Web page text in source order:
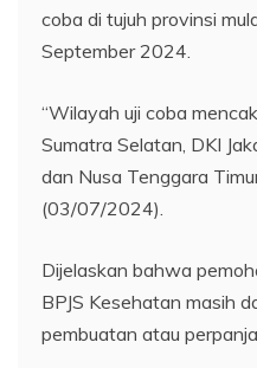
coba di tujuh provinsi
September 2024.
“Wilayah uji coba
Sumatra Selatan, DKI
dan Nusa Tenggara
(03/07/2024).
Dijelaskan bahwa
BPJS Kesehatan masih
pembuatan atau